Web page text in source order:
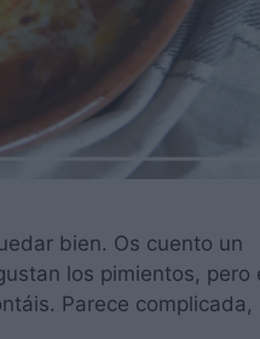
bien. Os cuento un
los pimientos, pero
Parece complicada,